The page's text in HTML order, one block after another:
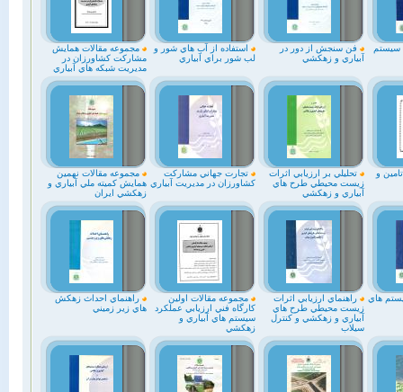
مجموعه مقالات همايش
مشاركت كشاورزان در
مديريت شبكه هاي آبياري
استفاده از آب هاي شور و
لب شور براي آبياري
فن سنجش از دور در
آبياري و زهكشي
سيستم
مجموعه مقالات نهمين
همايش كميته ملي آبياري و
زهكشي ايران
تجارت جهاني مشاركت
كشاورزان در مديريت آبياري
تحليلي بر ارزيابي اثرات
زيست محيطي طرح هاي
آبياري و زهكشي
و
راهنماي احداث زهكش
هاي زير زميني
مجموعه مقالات اولين
كارگاه فني ارزيابي عملكرد
سيستم هاي آبياري و
زهكشي
راهنماي ارزيابي اثرات
زيست محيطي طرح هاي
آبياري و زهكشي و كنترل
سيلاب
هاي